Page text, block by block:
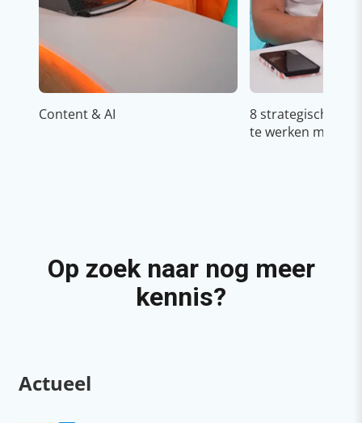
Content & AI
8 strategische
te werken met
Op zoek naar nog meer
kennis?
Actueel